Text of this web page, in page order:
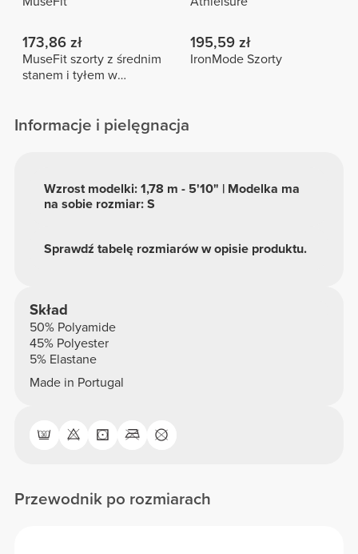
173,86 zł
MuseFit szorty z średnim
stanem i tyłem w
195,59 zł
IronMode Szorty
Informacje i pielęgnacja
Sprawdź tabelę rozmiarów w opisie produktu.
Wzrost modelki: 1,78 m - 5'10" | Modelka ma
na sobie rozmiar: S
Skład
50% Polyamide
45% Polyester
5% Elastane
Made in Portugal
Przewodnik po rozmiarach